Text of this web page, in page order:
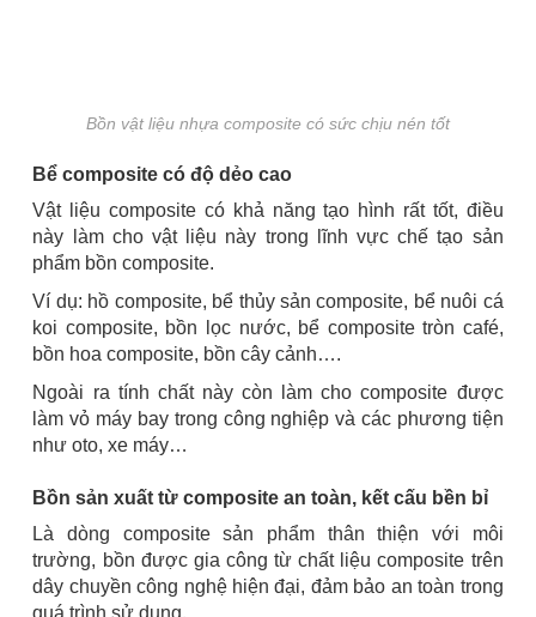
Bồn vật liệu nhựa composite có sức chịu nén tốt
Bể composite có độ dẻo cao
Vật liệu composite có khả năng tạo hình rất tốt, điều
này làm cho vật liệu này trong lĩnh vực chế tạo sản
phẩm bồn composite.
Ví dụ: hồ composite, bể thủy sản composite, bể nuôi cá
koi composite, bồn lọc nước, bể composite tròn café,
bồn hoa composite, bồn cây cảnh….
Ngoài ra tính chất này còn làm cho composite được
làm vỏ máy bay trong công nghiệp và các phương tiện
như oto, xe máy…
Bồn sản xuất từ composite an toàn, kết cấu bền bỉ
Là dòng composite sản phẩm thân thiện với môi
trường, bồn được gia công từ chất liệu composite trên
dây chuyền công nghệ hiện đại, đảm bảo an toàn trong
quá trình sử dụng.